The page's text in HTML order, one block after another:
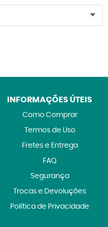
INFORMAÇÕES ÚTEIS
Como Comprar
Termos de Uso
Fretes e Entrega
FAQ
Segurança
Trocas e Devoluções
Política de Privacidade